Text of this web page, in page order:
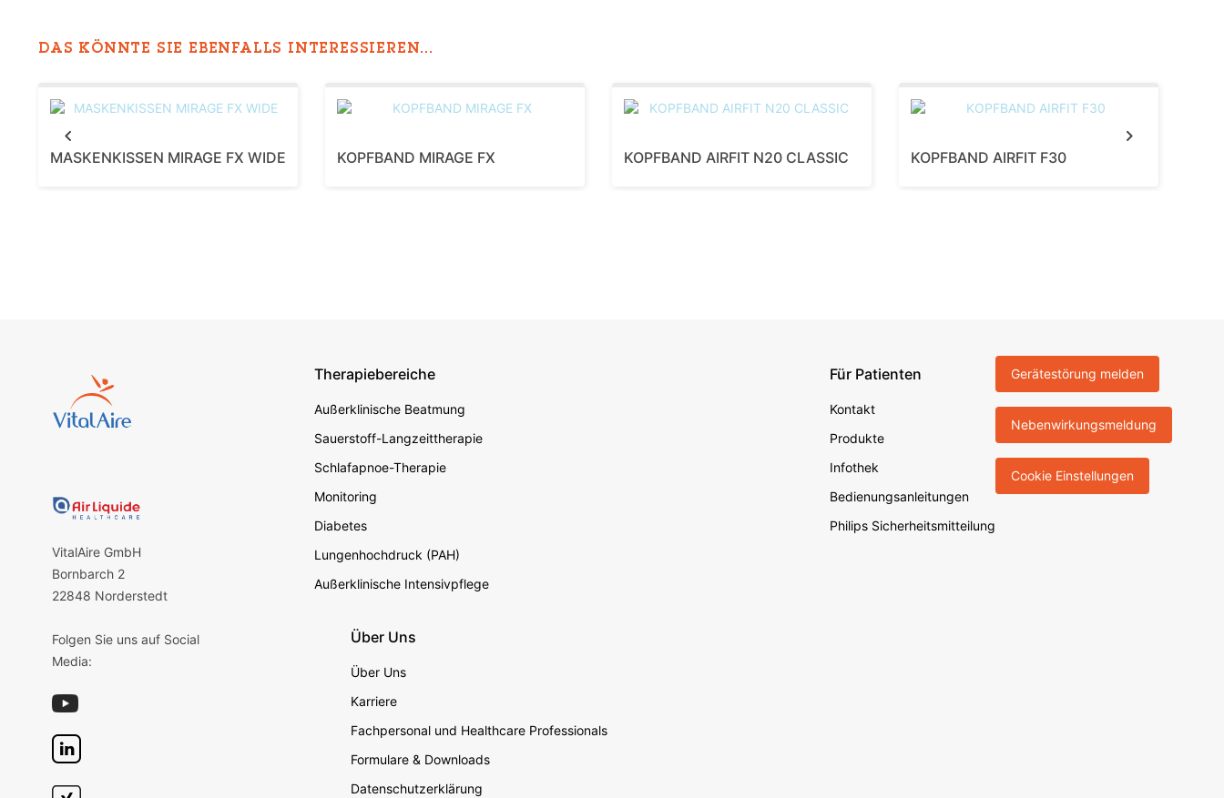
DAS KÖNNTE SIE EBENFALLS INTERESSIEREN...
MASKENKISSEN MIRAGE FX WIDE KOPFBAND MIRAGE FX KOPFBAND AIRFIT N20 CLASSIC KOPFBAND AIRFIT F30
VitalAire GmbH
Bornbarch 2
22848 Norderstedt
Folgen Sie uns auf Social
Media:
Footer secondary
Therapiebereiche
Außerklinische Beatmung
Sauerstoff-Langzeittherapie
Schlafapnoe-Therapie
Monitoring
Diabetes
Lungenhochdruck (PAH)
Außerklinische Intensivpflege
Für Patienten
Kontakt
Produkte
Infothek
Bedienungsanleitungen
Philips Sicherheitsmitteilung
Über Uns
Über Uns
Karriere
Fachpersonal und Healthcare Professionals
Formulare & Downloads
Datenschutzerklärung
Gerätestörung melden
Nebenwirkungsmeldung
Cookie Einstellungen